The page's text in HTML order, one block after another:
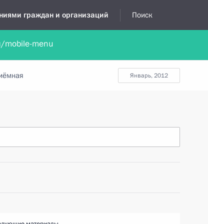
граждан и организаций Поиск
Обратиться в устной форме
январь, 2012
menu